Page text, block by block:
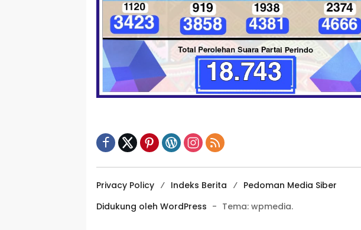
Privacy Policy Indeks Berita
Pedoman Media Siber
Didukung oleh WordPress - Tema: wpmedia.